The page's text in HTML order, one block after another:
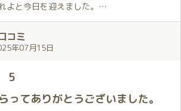
いたこと、出来ることすべてに対応してく
くらい。しかも、その展開がとても自然
のに、えっ！まだ時間これしか経ってない
た💕
いろなことを楽しませてもらって、それだ
はんもご一緒してもらって、最後はひざま
よと今日を迎えました。
とても丁寧な対応をして下さり、何もかも
クス出来ました。
の穂香さんを目の当たりにした刹那、その
妻にでも撃たれたように電流が走り、緊張
中が真っ白に。
会話の時間をしっかりと設けてくれたおか
くりとほぐれ、夢のようなひとときの幕開
コミ
年07月15日
5
ってありがとうございました。